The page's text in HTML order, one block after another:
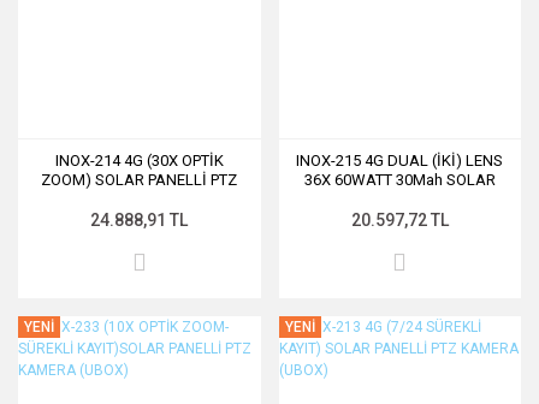
INOX-214 4G (30X OPTİK
ZOOM) SOLAR PANELLİ PTZ
24.888,91 TL
INOX-215 4G DUAL (İKİ) LENS
36X 60WATT 30Mah SOLAR
20.597,72 TL
YENİ YENİ